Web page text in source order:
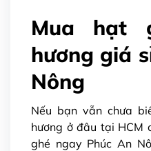
Mua hạt
hương giá
Nông
Nếu bạn vẫn chưa
hương ở đâu tại HCM
ghé ngay Phúc An